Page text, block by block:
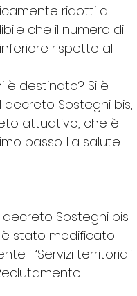
ridotti a
che il numero di
rispetto al
è destinato? Si è
Sostegni bis,
attuativo, che è
passo. La salute
Sostegni bis.
è stato modificato
i “Servizi territoriali